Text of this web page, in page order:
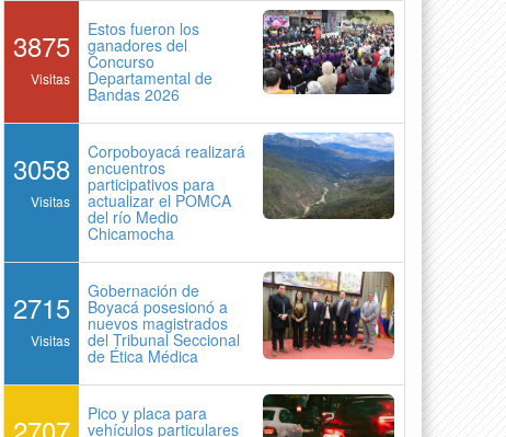
3875
Visitas
Estos fueron los
ganadores del
Concurso
Departamental de
Bandas 2026
3058
Visitas
Corpoboyacá realizará
encuentros
participativos para
actualizar el POMCA
del río Medio
Chicamocha
2715
Visitas
Gobernación de
Boyacá posesionó a
nuevos magistrados
del Tribunal Seccional
de Ética Médica
Pico y placa para
vehículos particulares